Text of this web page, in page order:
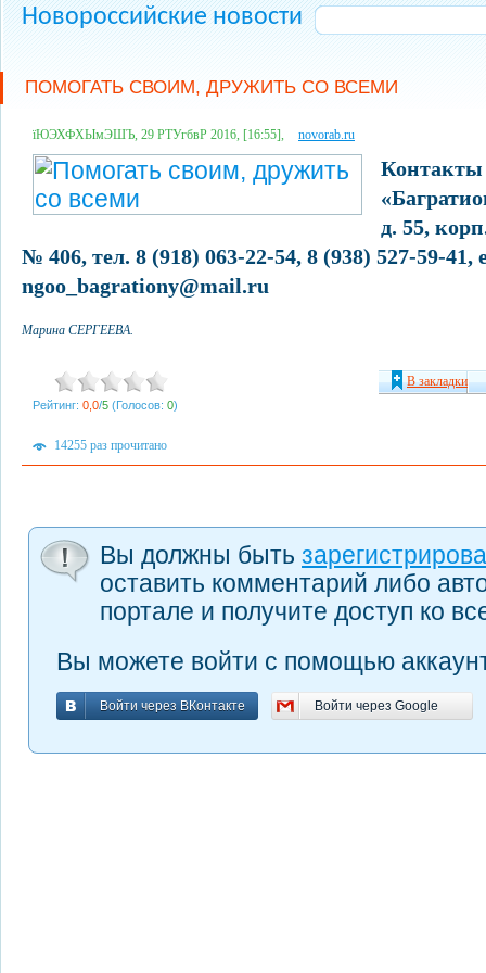
Новороссийские новости
ПОМОГАТЬ СВОИМ, ДРУЖИТЬ СО ВСЕМИ
їЮЭХФХЫмЭШЪ, 29 РТУгбвР 2016, [16:55], novorab.ru
д. 55,
№ 406, тел. 8 (918) 063-22-54, 8 (938) 527-59-41,
ngoo_bagrationy@mail.ru
Марина СЕРГЕЕВА.
Рейтинг: 0,0/5 (Голосов: 0)
В закладки
14255 раз прочитано
Вы должны быть
оставить комментарий либо
портале и получите доступ ко
Вы можете войти с помощью
Войти через ВКонтакте
Войти через ВКонтакте Войти через Google
Войти через Google